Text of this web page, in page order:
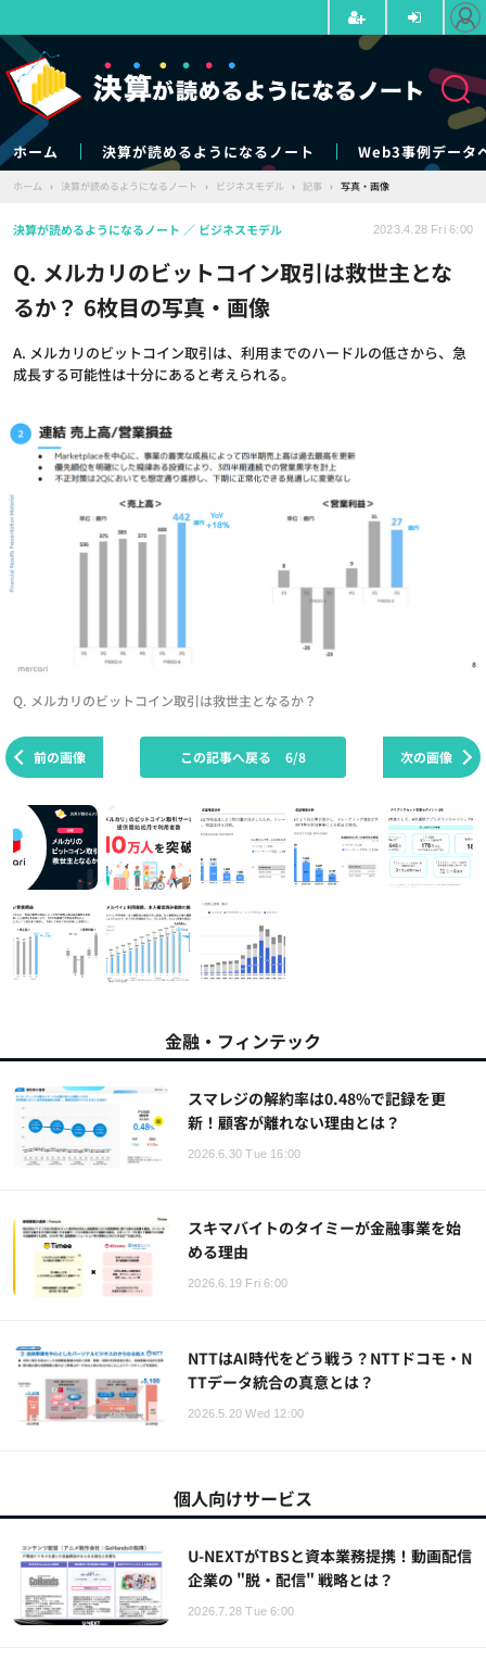
ホーム 決算が読めるようになるノート Web3事例データ
ホーム › 決算が読めるようになるノート › ビジネスモデル › 記事 › 写真・画像
Q. メルカリのビットコイン取引は救世主とな
るか？ 6枚目の写真・画像
A. メルカリのビットコイン取引は、利用までのハードルの低さから、急
成長する可能性は十分にあると考えられる。
決算が読めるようになるノート ビジネスモデル 2023.4.28 Fri 6:00
Q. メルカリのビットコイン取引は救世主となるか？
前の画像 次の画像
この記事へ戻る 6/8
金融・フィンテック
スマレジの解約率は0.48%で記録を更
新！顧客が離れない理由とは？
2026.6.30 Tue 16:00
スキマバイトのタイミーが金融事業を始
める理由
2026.6.19 Fri 6:00
NTTはAI時代をどう戦う？NTTドコモ・N
TTデータ統合の真意とは？
2026.5.20 Wed 12:00
個人向けサービス
U-NEXTがTBSと資本業務提携！動画配信
企業の "脱・配信" 戦略とは？
2026.7.28 Tue 6:00